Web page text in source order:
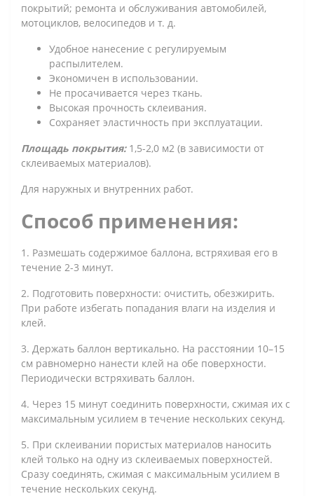
покрытий; ремонта и обслуживания автомобилей,
мотоциклов, велосипедов и т. д.
Удобное нанесение с регулируемым
распылителем.
Экономичен в использовании.
Не просачивается через ткань.
Высокая прочность склеивания.
Сохраняет эластичность при эксплуатации.
Площадь покрытия:1,5-2,0 м2 (в зависимости от
склеиваемых материалов).
Для наружных и внутренних работ.
Способ применения:
1. Размешать содержимое баллона, встряхивая его в
течение 2-3 минут.
2. Подготовить поверхности: очистить, обезжирить.
При работе избегать попадания влаги на изделия и
клей.
3. Держать баллон вертикально. На расстоянии 10–15
см равномерно нанести клей на обе поверхности.
Периодически встряхивать баллон.
4. Через 15 минут соединить поверхности, сжимая их с
максимальным усилием в течение нескольких секунд.
5. При склеивании пористых материалов наносить
клей только на одну из склеиваемых поверхностей.
Сразу соединять, сжимая с максимальным усилием в
течение нескольких секунд.